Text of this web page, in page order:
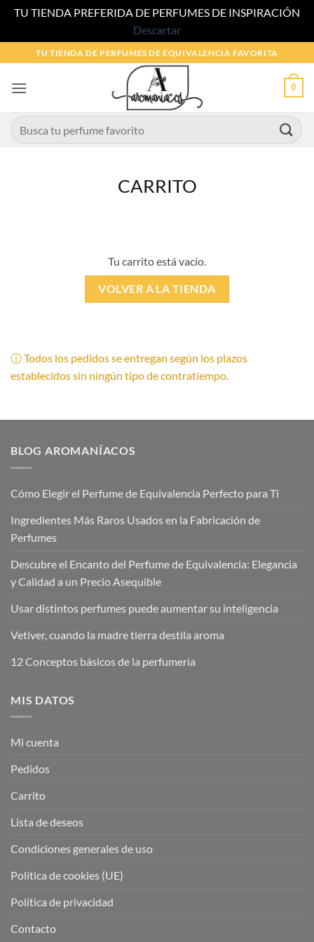
TU TIENDA PREFERIDA DE PERFUMES DE INSPIRACIÓN
Descartar
al
contenido
TU TIENDA DE PERFUMES DE EQUIVALENCIA FAVORITA
0
Buscar
por:
CARRITO
Tu carrito está vacío.
VOLVER A LA TIENDA
ⓘ Todos los pedidos se entregan según los plazos
establecidos sin ningún tipo de contratiempo.
BLOG AROMANÍACOS
Cómo Elegir el Perfume de Equivalencia Perfecto para Ti
Ingredientes Más Raros Usados en la Fabricación de
Perfumes
Descubre el Encanto del Perfume de Equivalencia: Elegancia
y Calidad a un Precio Asequible
Usar distintos perfumes puede aumentar su inteligencia
Vetiver, cuando la madre tierra destila aroma
12 Conceptos básicos de la perfumería
MIS DATOS
Mi cuenta
Pedidos
Carrito
Lista de deseos
Condiciones generales de uso
Política de cookies (UE)
Política de privacidad
Contacto